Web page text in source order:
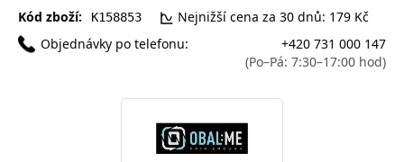
Kód zboží: K158853
Nejnižší cena za 30 dnů: 179 Kč
Objednávky po telefonu:
+420 731 000 147
(Po–Pá: 7:30–17:00 hod)